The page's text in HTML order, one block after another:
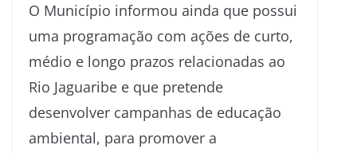
O Município informou ainda que possui
uma programação com ações de curto,
médio e longo prazos relacionadas ao
Rio Jaguaribe e que pretende
desenvolver campanhas de educação
ambiental, para promover a